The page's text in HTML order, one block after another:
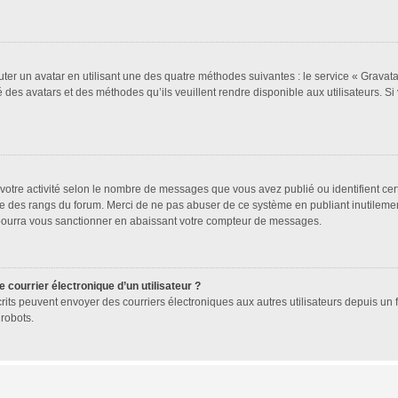
un avatar en utilisant une des quatre méthodes suivantes : le service «
avatars et des méthodes qu’ils veuillent rendre disponible aux utilisateurs.
activité selon le nombre de messages que vous avez publié ou identifient
rangs du forum. Merci de ne pas abuser de ce système en publiant
vous sanctionner en abaissant votre compteur de messages.
courrier électronique d’un utilisateur ?
peuvent envoyer des courriers électroniques aux autres utilisateurs depuis